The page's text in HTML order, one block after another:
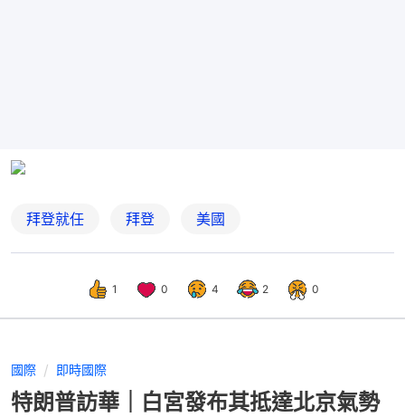
拜登就任 拜登 美國
1 0 4 2 0
國際 即時國際
特朗普訪華｜白宮發布其抵達北京氣勢